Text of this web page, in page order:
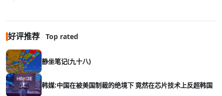
好评推荐 Top rated
静坐笔记(九十八)
韩媒:中国在被美国制裁的绝境下 竟然在芯片技术上反超韩国